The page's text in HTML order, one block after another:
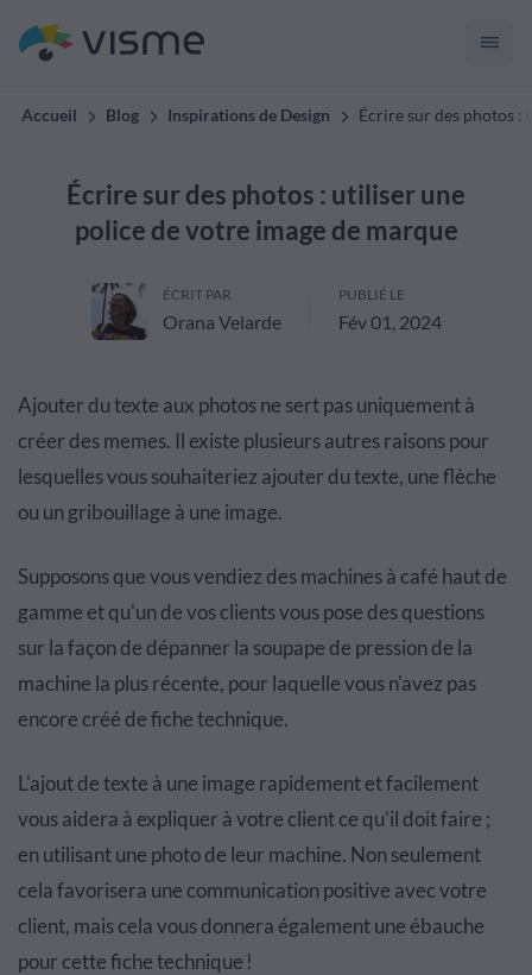
Accueil Blog Inspirations de Design Écrire sur des photos :
Écrire sur des photos : utiliser une
police de votre image de marque
ÉCRIT PAR
Orana Velarde
PUBLIÉ LE
Fév 01, 2024
Ajouter du texte aux photos ne sert pas uniquement à
créer des memes. Il existe plusieurs autres raisons pour
lesquelles vous souhaiteriez ajouter du texte, une flèche
ou un gribouillage à une image.
Supposons que vous vendiez des machines à café haut de
gamme et qu'un de vos clients vous pose des questions
sur la façon de dépanner la soupape de pression de la
machine la plus récente, pour laquelle vous n'avez pas
encore créé de fiche technique.
L'ajout de texte à une image rapidement et facilement
vous aidera à expliquer à votre client ce qu'il doit faire ;
en utilisant une photo de leur machine. Non seulement
cela favorisera une communication positive avec votre
client, mais cela vous donnera également une ébauche
pour cette fiche technique !